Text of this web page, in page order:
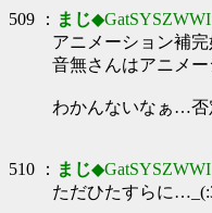
509 ： まじ◆GatSYSZWWI
アニメーション補完
音無さんはアニメ
わかんないなぁ…否
510 ： まじ◆GatSYSZWWI
ただひたすらに